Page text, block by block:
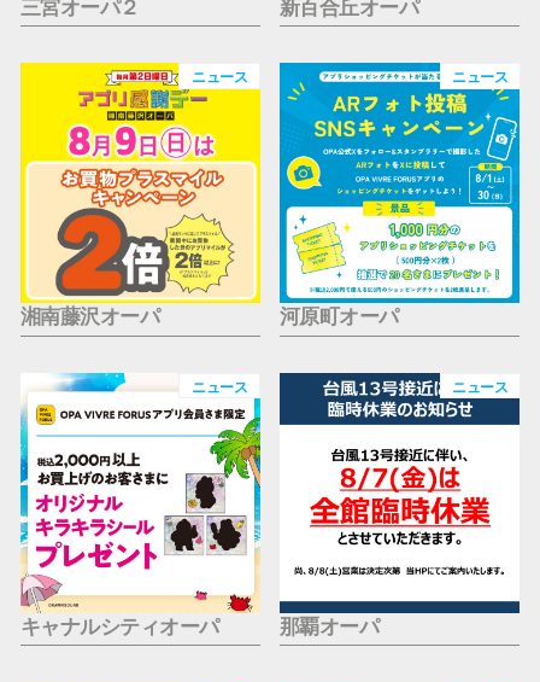
ニュース
湘南藤沢オーパ
ニュース
河原町オーパ
ニュース
キャナルシティオーパ
ニュース
那覇オーパ